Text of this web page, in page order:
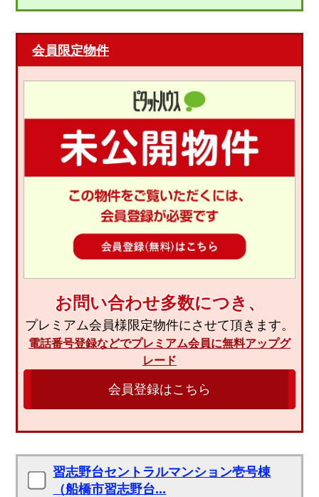
会員限定物件
お問い合わせ多数につき、
プレミアム会員様限定物件にさせて頂きます。
電話番号登録などでプレミアム会員に無料アップグ
レード
会員登録はこちら
習志野台セントラルマンション壱号棟
（船橋市習志野台...